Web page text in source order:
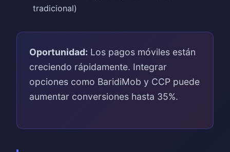
tradicional)
Oportunidad: Los pagos móviles están
creciendo rápidamente. Integrar
opciones como BaridiMob y CCP puede
aumentar conversiones hasta 35%.